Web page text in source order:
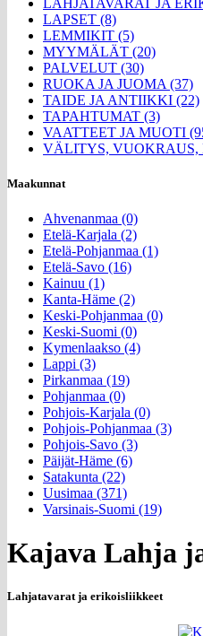
LAPSET (8)
LEMMIKIT (5)
MYYMÄLÄT (20)
PALVELUT (30)
RUOKA JA JUOMA (37)
TAIDE JA ANTIIKKI (22)
TAPAHTUMAT (3)
VAATTEET JA MUOTI
VÄLITYS, VUOKRAUS,
Maakunnat
Ahvenanmaa (0)
Etelä-Karjala (2)
Etelä-Pohjanmaa (1)
Etelä-Savo (16)
Kainuu (1)
Kanta-Häme (2)
Keski-Pohjanmaa (0)
Keski-Suomi (0)
Kymenlaakso (4)
Lappi (3)
Pirkanmaa (19)
Pohjanmaa (0)
Pohjois-Karjala (0)
Pohjois-Pohjanmaa (3)
Pohjois-Savo (3)
Päijät-Häme (6)
Satakunta (22)
Uusimaa (371)
Varsinais-Suomi (19)
Kajava Lahja
Lahjatavarat ja erikoisliikkeet